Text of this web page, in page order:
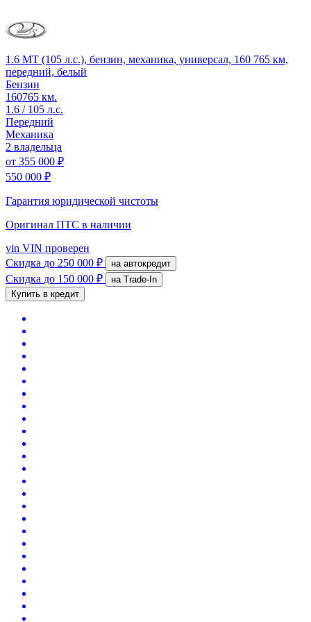
1.6 MT (105 л.с.), бензин, механика, универсал, 160 765 км,
передний, белый
Бензин
160765 км.
1.6 / 105 л.с.
Передний
Механика
2 владельца
от 355 000 ₽
550 000 ₽
Гарантия юридической чистоты
Оригинал ПТС в наличии
vin VIN проверен
Скидка до 250 000 ₽ на автокредит
Скидка до 150 000 ₽
на Trade-In
Купить в кредит